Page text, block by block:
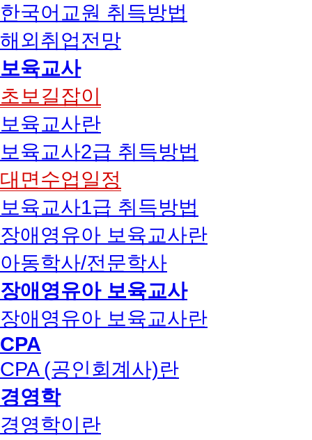
한국어교원 취득방법
해외취업전망
보육교사
초보길잡이
보육교사란
보육교사2급 취득방법
대면수업일정
보육교사1급 취득방법
장애영유아 보육교사란
아동학사/전문학사
장애영유아 보육교사
장애영유아 보육교사란
CPA
CPA (공인회계사)란
경영학
경영학이란